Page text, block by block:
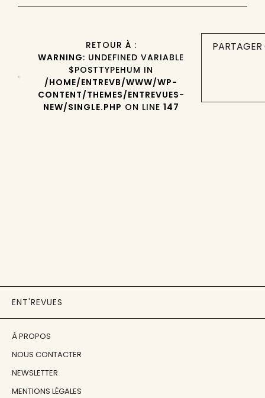
RETOUR À :
WARNING: UNDEFINED VARIABLE
$POSTTYPEHUM IN
/HOME/ENTREVB/WWW/WP-
CONTENT/THEMES/ENTREVUES-
NEW/SINGLE.PHP ON LINE 147
ENT'REVUES
À PROPOS
NOUS CONTACTER
NEWSLETTER
MENTIONS LÉGALES